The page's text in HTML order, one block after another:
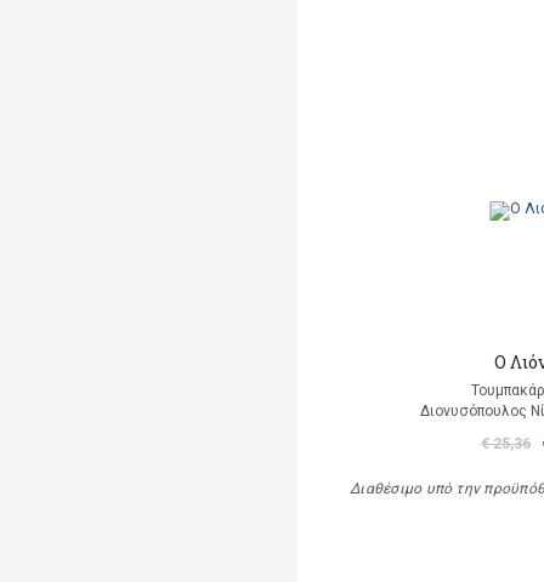
Ο
Διονυσόπουλος
€ 25,36
Διαθέσιμο υπό την